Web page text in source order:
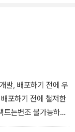
발, 배포하기 전에 우
포하기 전에 철저한
는변조 불가능하기